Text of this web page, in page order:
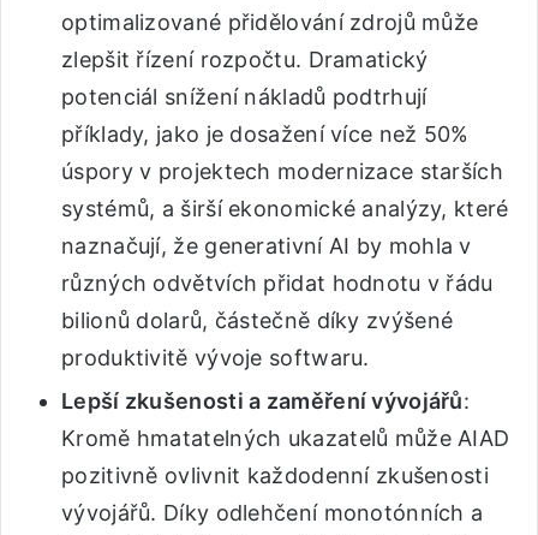
optimalizované přidělování zdrojů může
zlepšit řízení rozpočtu. Dramatický
potenciál snížení nákladů podtrhují
příklady, jako je dosažení více než 50%
úspory v projektech modernizace starších
systémů, a širší ekonomické analýzy, které
naznačují, že generativní AI by mohla v
různých odvětvích přidat hodnotu v řádu
bilionů dolarů, částečně díky zvýšené
produktivitě vývoje softwaru.
Lepší zkušenosti a zaměření vývojářů:
Kromě hmatatelných ukazatelů může AIAD
pozitivně ovlivnit každodenní zkušenosti
vývojářů. Díky odlehčení monotónních a